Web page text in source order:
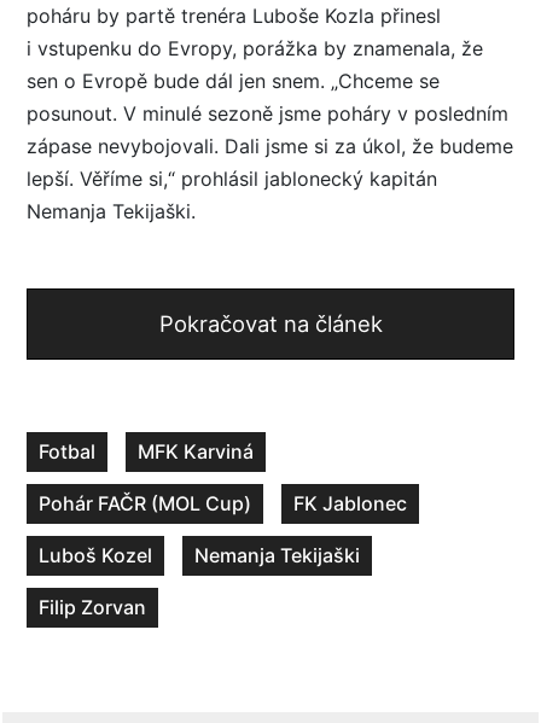
poháru by partě trenéra Luboše Kozla přinesl
i vstupenku do Evropy, porážka by znamenala, že
sen o Evropě bude dál jen snem. „Chceme se
posunout. V minulé sezoně jsme poháry v posledním
zápase nevybojovali. Dali jsme si za úkol, že budeme
lepší. Věříme si,“ prohlásil jablonecký kapitán
Nemanja Tekijaški.
Pokračovat na článek
Fotbal MFK Karviná
Pohár FAČR (MOL Cup) FK Jablonec
Luboš Kozel Nemanja Tekijaški
Filip Zorvan